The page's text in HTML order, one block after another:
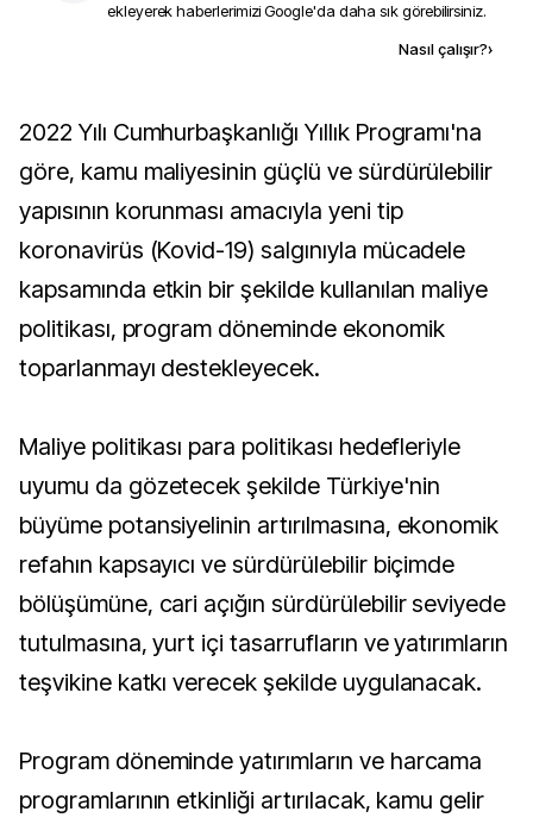
ekleyerek haberlerimizi Google'da daha sık görebilirsiniz.
Nasıl çalışır?›
2022 Yılı Cumhurbaşkanlığı Yıllık Programı'na
göre, kamu maliyesinin güçlü ve sürdürülebilir
yapısının korunması amacıyla yeni tip
koronavirüs (Kovid-19) salgınıyla mücadele
kapsamında etkin bir şekilde kullanılan maliye
politikası, program döneminde ekonomik
toparlanmayı destekleyecek.
Maliye politikası para politikası hedefleriyle
uyumu da gözetecek şekilde Türkiye'nin
büyüme potansiyelinin artırılmasına, ekonomik
refahın kapsayıcı ve sürdürülebilir biçimde
bölüşümüne, cari açığın sürdürülebilir seviyede
tutulmasına, yurt içi tasarrufların ve yatırımların
teşvikine katkı verecek şekilde uygulanacak.
Program döneminde yatırımların ve harcama
programlarının etkinliği artırılacak, kamu gelir